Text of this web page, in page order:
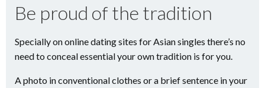
Be proud of the tradition
Specially on online dating sites for Asian singles there’s no
need to conceal essential your own tradition is for you.
A photo in conventional clothes or a brief sentence in your